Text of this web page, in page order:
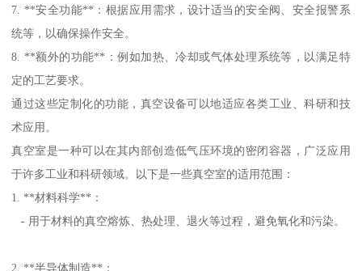
7. **安全功能**：根据应用需求，设计适当的安全阀、安全报警系
统等，以确保操作安全。
8. **额外的功能**：例如加热、冷却或气体处理系统等，以满足特
定的工艺要求。
通过这些定制化的功能，真空设备可以地适应各类工业、科研和技
术应用。
真空室是一种可以在其内部创造低气压环境的密闭容器，广泛应用
于许多工业和科研领域。以下是一些真空室的适用范围：
1. **材料科学**：
- 用于材料的真空熔炼、热处理、退火等过程，避免氧化和污染。
2. **半导体制造**：